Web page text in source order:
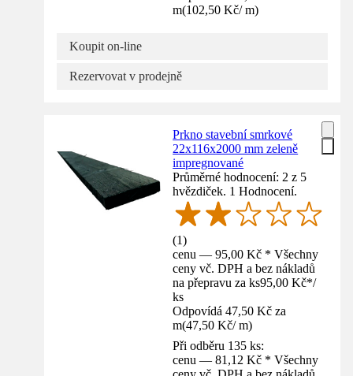
m(102,50 Kč/ m)
Koupit on-line
Rezervovat v prodejně
Prkno stavební smrkové
22x116x2000 mm zeleně
impregnované
Průměrné hodnocení: 2 z 5
hvězdiček. 1 Hodnocení.
(1)
cenu — 95,00 Kč * Všechny
ceny vč. DPH a bez nákladů
na přepravu za ks95,00 Kč*/
ks
Odpovídá 47,50 Kč za
m(47,50 Kč/ m)
Při odběru 135 ks:
cenu — 81,12 Kč * Všechny